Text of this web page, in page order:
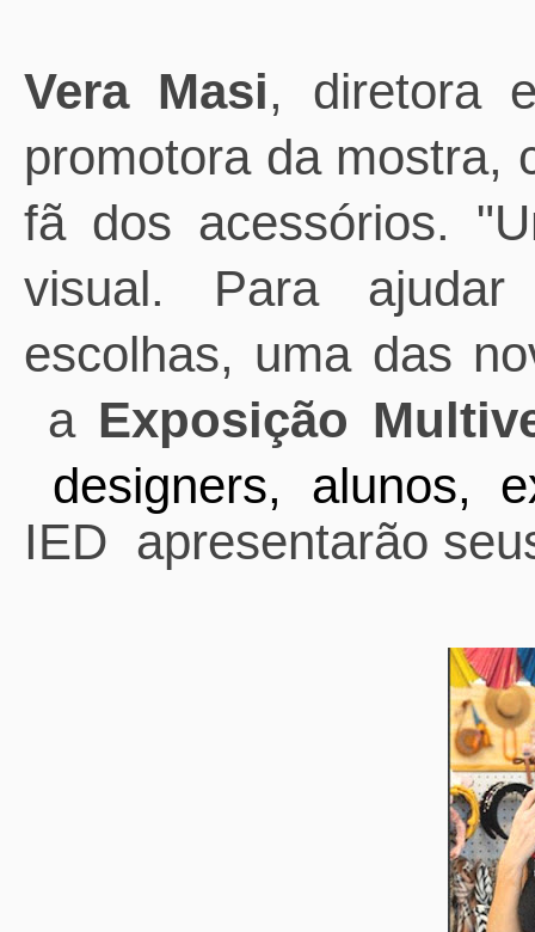
Vera Masi, diretora
promotora da mostra,
fã dos acessórios.
visual. Para
escolhas, uma das
a Exposição
designers, alunos,
IED apresentarão